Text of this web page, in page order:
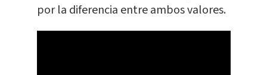
por la diferencia entre ambos valores.